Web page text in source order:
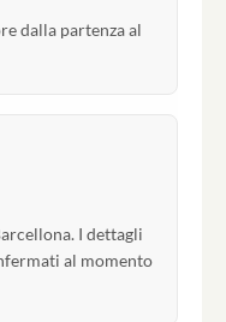
dalla partenza al
I dettagli
al momento